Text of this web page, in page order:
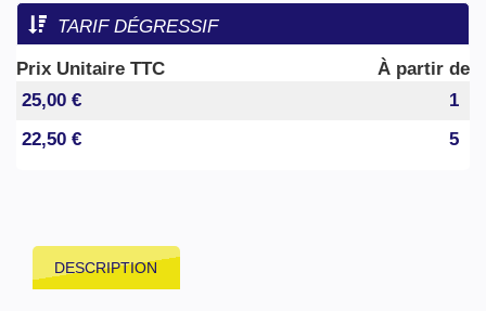
TARIF DÉGRESSIF
Prix Unitaire TTC
À partir de
25,00 €
1
22,50 €
5
DESCRIPTION